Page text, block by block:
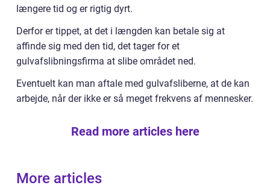
længere tid og er rigtig dyrt.
Derfor er tippet, at det i længden kan betale sig at
affinde sig med den tid, det tager for et
gulvafslibningsfirma at slibe området ned.
Eventuelt kan man aftale med gulvafsliberne, at de kan
arbejde, når der ikke er så meget frekvens af mennesker.
Read more articles here
More articles